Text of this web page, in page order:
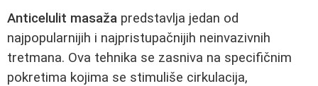
Anticelulit masaža predstavlja jedan od
najpopularnijih i najpristupačnijih neinvazivnih
tretmana. Ova tehnika se zasniva na specifičnim
pokretima kojima se stimuliše cirkulacija,